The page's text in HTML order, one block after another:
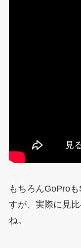
もちろんGoPro
すが、実際に見
ね。